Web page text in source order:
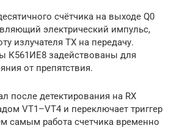
счётчика на выходе Q0
электрический импульс,
излучателя TX на передачу.
К561ИЕ8 задействованы для
от препятствия.
после детектирования на RX
VT1–VT4 и переключает триггер
самым работа счетчика временно